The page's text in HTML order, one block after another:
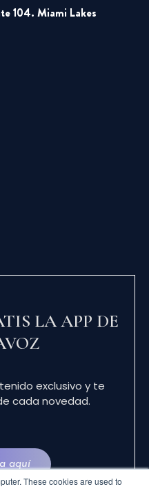
These cookies are used to
104. Miami Lakes
LA APP DE
exclusivo y te
cada novedad.
aquí